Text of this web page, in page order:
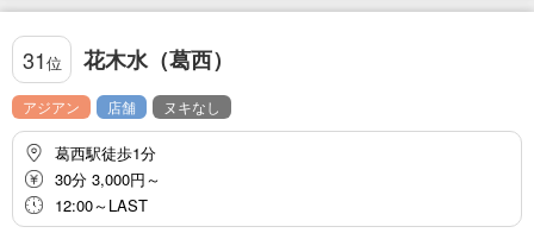
31位 花木水（葛西）
アジアン 店舗 ヌキなし
葛西駅徒歩1分
30分 3,000円～
12:00～LAST